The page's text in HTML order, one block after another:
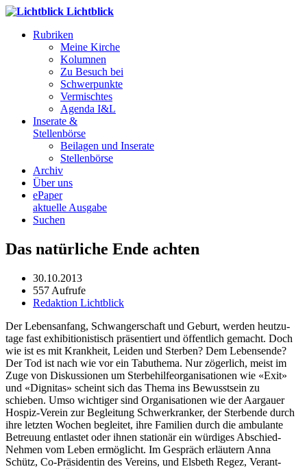
Lichtblick
Rubriken
Meine Kirche
Kolumnen
Zu Besuch bei
Schwerpunkte
Vermischtes
Agenda I&L
Inserate &
Stellenbörse
Beilagen und Inserate
Stellenbörse
Archiv
Über uns
ePaper
aktuelle Ausgabe
Suchen
Das natürliche Ende achten
30.10.2013
557 Aufrufe
Redaktion Lichtblick
Der Leben­san­fang, Schwanger­schaft und Geburt, wer­den heutzu­
tage fast exhi­bi­tion­is­tisch präsen­tiert und öffentlich gemacht. Doch
wie ist es mit Krankheit, Lei­den und Ster­ben? Dem Lebensende?
Der Tod ist nach wie vor ein Tabuthe­ma. Nur zöger­lich, meist im
Zuge von Diskus­sio­nen um Ster­be­hil­fe­or­gan­i­sa­tio­nen wie «Exit»
und «Dig­ni­tas» scheint sich das The­ma ins Bewusst­sein zu
schieben. Umso wichtiger sind Organ­i­sa­tio­nen wie der Aar­gauer
Hos­piz-Vere­in zur Begleitung Schw­erkranker, der Ster­bende durch
ihre let­zten Wochen begleit­et, ihre Fam­i­lien durch die ambu­lante
Betreu­ung ent­lastet oder ihnen sta­tionär ein würdi­ges Abschied-
Nehmen vom Leben ermöglicht. Im Gespräch erläutern Anna
Schütz, Co-Präsi­dentin des Vere­ins, und Els­beth Regez, Ver­ant­